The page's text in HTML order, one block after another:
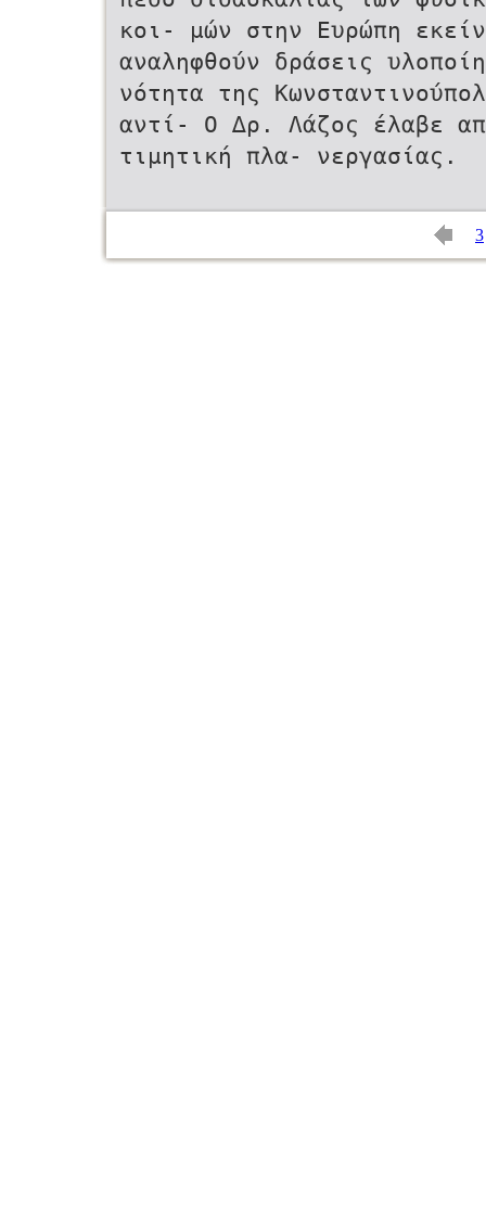
κοι- µών στην Ευρώπη
αναληφθούν δράσεις
νότητα της
αντί- Ο ∆ρ. Λάζος έλαβε
τιµητική πλα- νεργασίας.
3